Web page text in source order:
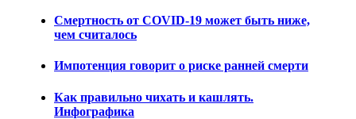
Смертность от COVID-19 может быть ниже,
чем считалось
Импотенция говорит о риске ранней смерти
Как правильно чихать и кашлять.
Инфографика